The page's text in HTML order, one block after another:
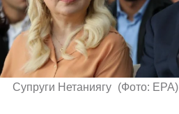
Супруги Нетаниягу (Фото: EPA)